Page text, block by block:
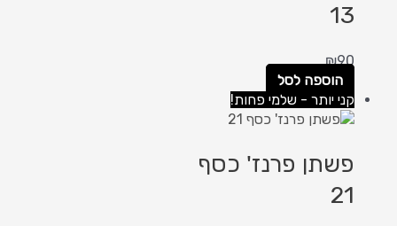
13
₪90
הוספה לסל
קני יותר - שלמי פחות!
פשתן פרנז' כסף
21